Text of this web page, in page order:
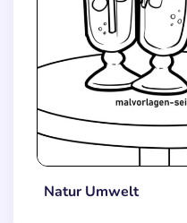
Natur Umwelt